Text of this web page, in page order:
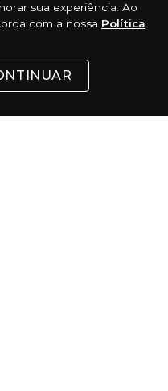
sua experiência. Ao
com a nossa Política